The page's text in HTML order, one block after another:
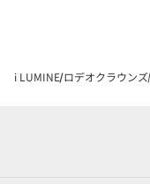
i LUMINE ロデオクラウンズ